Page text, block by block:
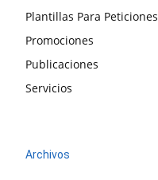
Plantillas Para Peticiones
Promociones
Publicaciones
Servicios
Archivos